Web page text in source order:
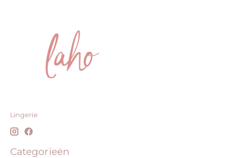
Lingerie
Categorieën